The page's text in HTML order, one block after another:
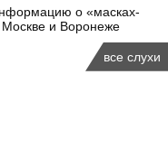
о «масках-
и Воронеже
все слухи